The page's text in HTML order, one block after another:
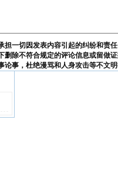
担一切因发表内容引起的纠纷和责
删除不符合规定的评论信息或留做
论事，杜绝漫骂和人身攻击等不文